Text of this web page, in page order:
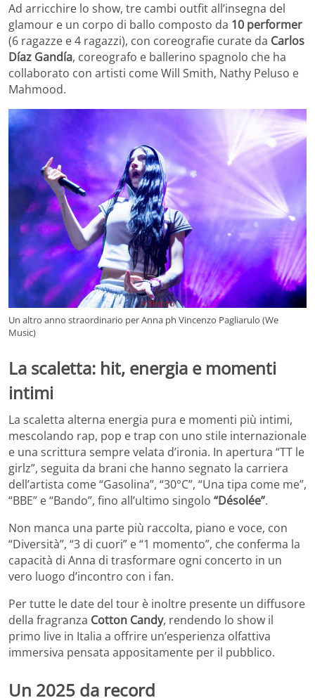
Ad arricchire lo show, tre cambi outfit all’insegna del
glamour e un corpo di ballo composto da 10 performer
(6 ragazze e 4 ragazzi), con coreografie curate da Carlos
Díaz Gandía, coreografo e ballerino spagnolo che ha
collaborato con artisti come Will Smith, Nathy Peluso e
Mahmood.
Un altro anno straordinario per Anna ph Vincenzo Pagliarulo (We
Music)
La scaletta: hit, energia e momenti
intimi
La scaletta alterna energia pura e momenti più intimi,
mescolando rap, pop e trap con uno stile internazionale
e una scrittura sempre velata d’ironia. In apertura “TT le
girlz”, seguita da brani che hanno segnato la carriera
dell’artista come “Gasolina”, “30°C”, “Una tipa come me”,
“BBE” e “Bando”, fino all’ultimo singolo “Désolée”.
Non manca una parte più raccolta, piano e voce, con
“Diversità”, “3 di cuori” e “1 momento”, che conferma la
capacità di Anna di trasformare ogni concerto in un
vero luogo d’incontro con i fan.
Per tutte le date del tour è inoltre presente un diffusore
della fragranza Cotton Candy, rendendo lo show il
primo live in Italia a offrire un’esperienza olfattiva
immersiva pensata appositamente per il pubblico.
Un 2025 da record